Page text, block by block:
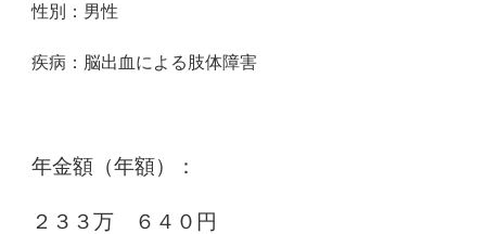
性別：男性
疾病：脳出血による肢体障害
年金額（年額）：
２３３万 ６４０ 円